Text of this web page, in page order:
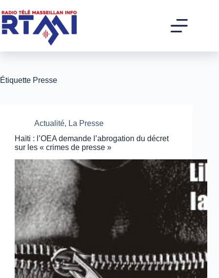
au
contenu
Étiquette Presse
Actualité, La Presse
Haïti : l’OEA demande l’abrogation du décret
sur les « crimes de presse »